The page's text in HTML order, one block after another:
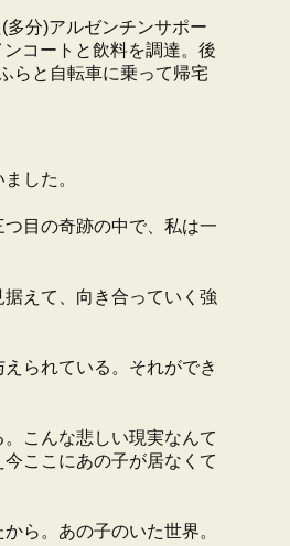
分)アルゼンチンサポー
コートと飲料を調達。後
らと自転車に乗って帰宅
した。
目の奇跡の中で、私は一
えて、向き合っていく強
られている。それができ
こんな悲しい現実なんて
ここにあの子が居なくて
ら。あの子のいた世界。